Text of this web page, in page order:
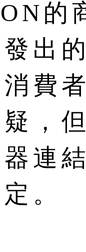
的
出
費
，
連
。